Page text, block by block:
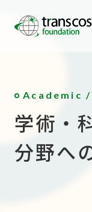
Academic
学術・
分野へ